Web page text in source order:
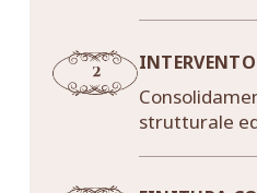
strutturale